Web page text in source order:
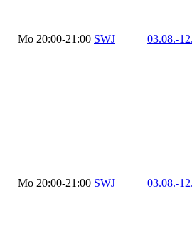
Mo 20:00-21:00 SWJ 03.08.-
Mo 20:00-21:00 SWJ 03.08.-